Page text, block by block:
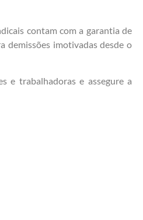
contam com a garantia de
demissões imotivadas desde o
e trabalhadoras e assegure a